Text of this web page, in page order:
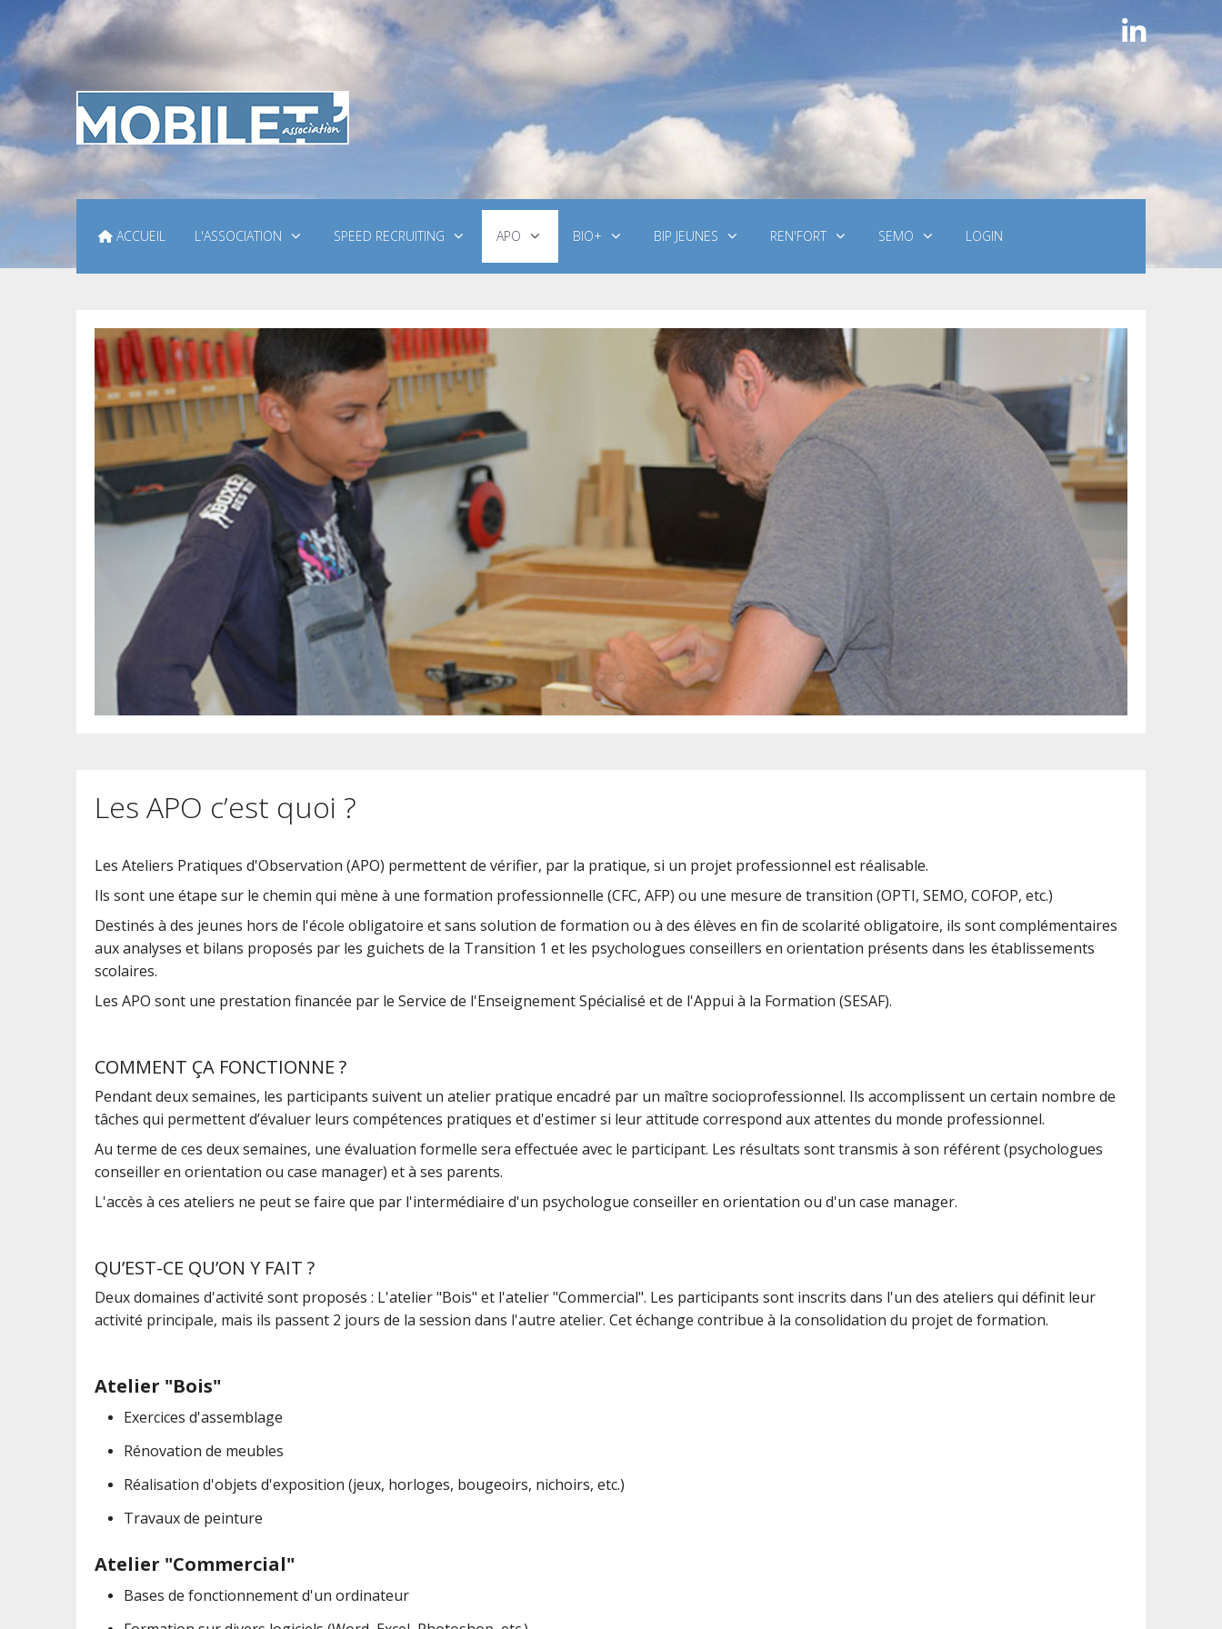
ACCUEIL L'ASSOCIATION SPEED RECRUITING APO BIO+ BIP JEUNES REN'FORT SEMO LOGIN
Les APO c’est quoi ?
Les Ateliers Pratiques d'Observation (APO) permettent de vérifier, par la pratique, si un projet professionnel est réalisable.
Ils sont une étape sur le chemin qui mène à une formation professionnelle (CFC, AFP) ou une mesure de transition (OPTI, SEMO, COFOP, etc.)
Destinés à des jeunes hors de l'école obligatoire et sans solution de formation ou à des élèves en fin de scolarité obligatoire, ils sont complémentaires
aux analyses et bilans proposés par les guichets de la Transition 1 et les psychologues conseillers en orientation présents dans les établissements
scolaires.
Les APO sont une prestation financée par le Service de l'Enseignement Spécialisé et de l'Appui à la Formation (SESAF).
COMMENT ÇA FONCTIONNE ?
Pendant deux semaines, les participants suivent un atelier pratique encadré par un maître socioprofessionnel. Ils accomplissent un certain nombre de
tâches qui permettent d’évaluer leurs compétences pratiques et d'estimer si leur attitude correspond aux attentes du monde professionnel.
Au terme de ces deux semaines, une évaluation formelle sera effectuée avec le participant. Les résultats sont transmis à son référent (psychologues
conseiller en orientation ou case manager) et à ses parents.
L'accès à ces ateliers ne peut se faire que par l'intermédiaire d'un psychologue conseiller en orientation ou d'un case manager.
QU’EST-CE QU’ON Y FAIT ?
Deux domaines d'activité sont proposés : L'atelier "Bois" et l'atelier "Commercial". Les participants sont inscrits dans l'un des ateliers qui définit leur
activité principale, mais ils passent 2 jours de la session dans l'autre atelier. Cet échange contribue à la consolidation du projet de formation.
Atelier "Bois"
Exercices d'assemblage
Rénovation de meubles
Réalisation d'objets d'exposition (jeux, horloges, bougeoirs, nichoirs, etc.)
Travaux de peinture
Atelier "Commercial"
Bases de fonctionnement d'un ordinateur